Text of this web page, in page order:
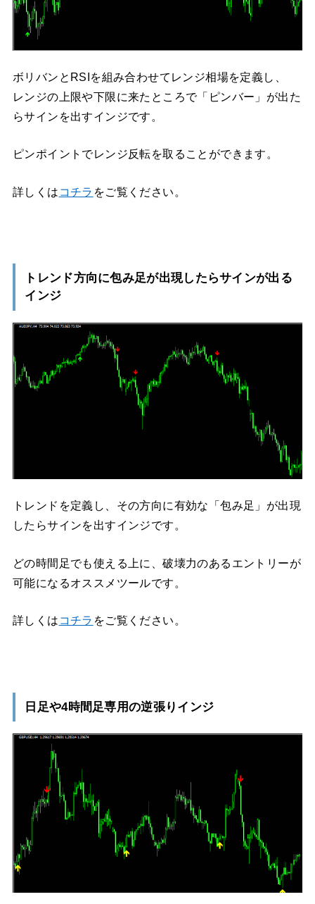
ボリバンとRSIを組み合わせてレンジ相場を定義し、
レンジの上限や下限に来たところで「ピンバー」が出た
らサインを出すインジです。
ピンポイントでレンジ反転を取ることができます。
詳しくは コチラ をご覧ください。
トレンド方向に包み足が出現したらサインが出る
インジ
トレンドを定義し、その方向に有効な「包み足」が出現
したらサインを出すインジです。
どの時間足でも使える上に、破壊力のあるエントリーが
可能になるオススメツールです。
詳しくは コチラ をご覧ください。
日足や4時間足専用の逆張りインジ